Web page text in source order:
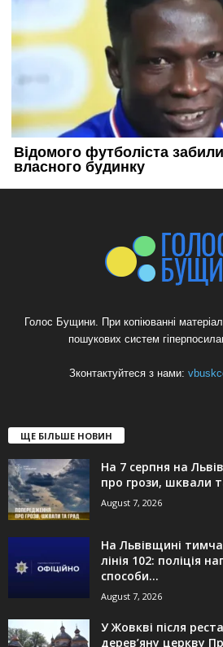
Голос Бущини. При копіюванні
пошукових систем
Зконтактуйтеся з нами:
ЩЕ БІЛЬШЕ НОВИН
На 7 серпня на
про грози, шквали
August 7, 2026
На Львівщині
лінія 102: поліція
способи...
August 7, 2026
У Жовкві після
дерев’яну церкву